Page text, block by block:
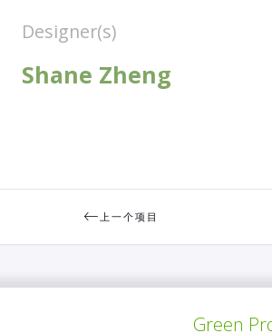
Designer(s)
Shane Zheng
上一个项目
Green